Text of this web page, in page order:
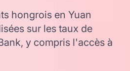
hongrois en Yuan
sur les taux de
y compris l'accès à